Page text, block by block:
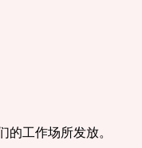
工作场所发放。